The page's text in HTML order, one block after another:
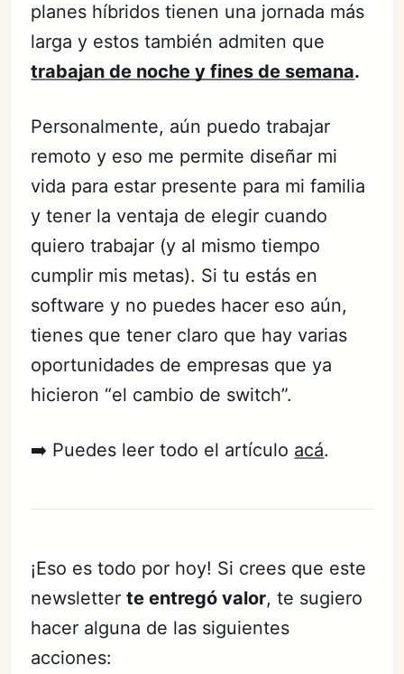
planes híbridos tienen una jornada más
larga y estos también admiten que
trabajan de noche y fines de semana.
Personalmente, aún puedo trabajar
remoto y eso me permite diseñar mi
vida para estar presente para mi familia
y tener la ventaja de elegir cuando
quiero trabajar (y al mismo tiempo
cumplir mis metas). Si tu estás en
software y no puedes hacer eso aún,
tienes que tener claro que hay varias
oportunidades de empresas que ya
hicieron “el cambio de switch”.
➡️ Puedes leer todo el artículo acá.
¡Eso es todo por hoy! Si crees que este
newsletterte entregó valor, te sugiero
hacer alguna de las siguientes
acciones: